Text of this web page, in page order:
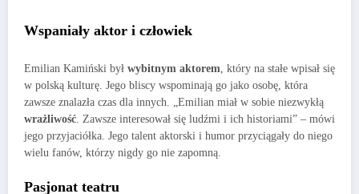
Wspaniały aktor i człowiek
Emilian Kamiński był wybitnym aktorem , który na stałe wpisał się
w polską kulturę. Jego bliscy wspominają go jako osobę, która
zawsze znalazła czas dla innych. „Emilian miał w sobie niezwykłą
wrażliwość . Zawsze interesował się ludźmi i ich historiami” – mówi
jego przyjaciółka. Jego talent aktorski i humor przyciągały do niego
wielu fanów, którzy nigdy go nie zapomną.
Pasjonat teatru